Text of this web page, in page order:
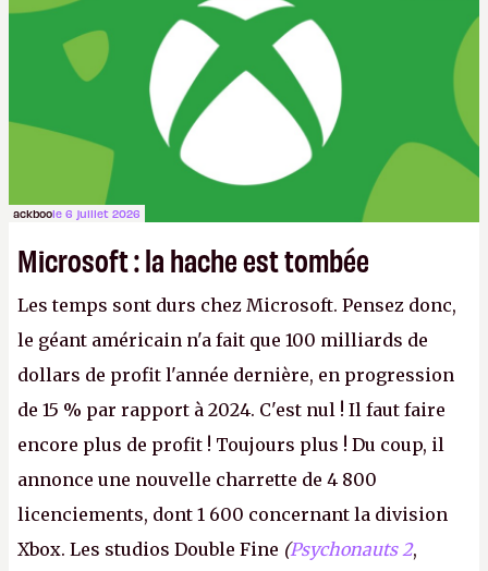
ackboole 6 juillet 2026
Microsoft : la hache est tombée
Les temps sont durs chez Microsoft. Pensez donc,
le géant américain n'a fait que 100 milliards de
dollars de profit l'année dernière, en progression
de 15 % par rapport à 2024. C'est nul ! Il faut faire
encore plus de profit ! Toujours plus ! Du coup, il
annonce une nouvelle charrette de 4 800
licenciements, dont 1 600 concernant la division
Xbox. Les studios Double Fine (Psychonauts 2,